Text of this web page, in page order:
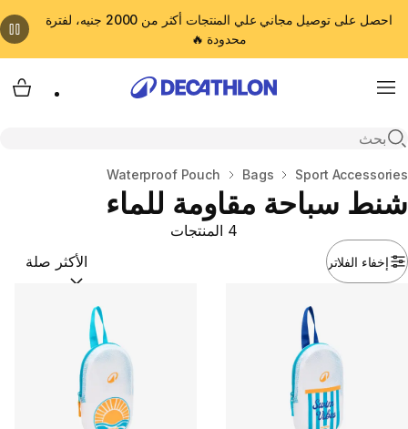
احصل على توصيل مجاني علي المنتجات أكثر من 2000 جنيه، لفترة
محدودة 🔥
Menu
Open search
المنزل
Sport Accessories
Bags
Waterproof Pouch
شنط سباحة مقاومة للماء
إخفاء الفلاتر
4 المنتجات
ترتيب حسب: